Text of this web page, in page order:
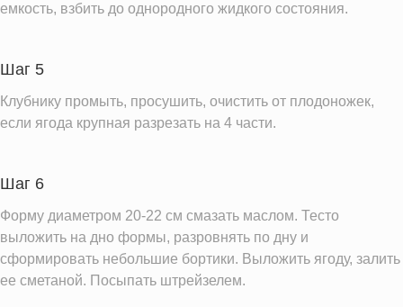
емкость, взбить до однородного жидкого состояния.
Шаг 5
Клубнику промыть, просушить, очистить от плодоножек,
если ягода крупная разрезать на 4 части.
Шаг 6
Форму диаметром 20-22 см смазать маслом. Тесто
выложить на дно формы, разровнять по дну и
сформировать небольшие бортики. Выложить ягоду, залить
ее сметаной. Посыпать штрейзелем.